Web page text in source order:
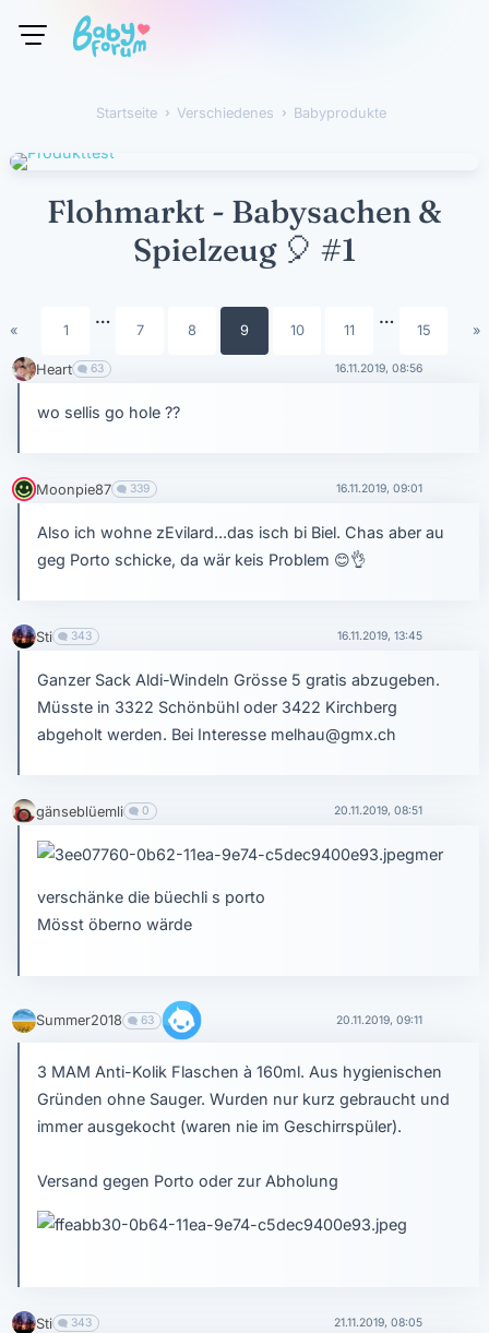
Startseite › Verschiedenes › Babyprodukte
Flohmarkt - Babysachen &
Spielzeug 🎈 #1
« 1
…
7 8 9 10 11
…
15 »
Heart 63 16.11.2019, 08:56
wo sellis go hole ??
Moonpie87 339 16.11.2019, 09:01
Also ich wohne zEvilard...das isch bi Biel. Chas aber au
geg Porto schicke, da wär keis Problem 😊👌
Sti 343 16.11.2019, 13:45
Ganzer Sack Aldi-Windeln Grösse 5 gratis abzugeben.
Müsste in 3322 Schönbühl oder 3422 Kirchberg
abgeholt werden. Bei Interesse melhau@gmx.ch
gänseblüemli 0 20.11.2019, 08:51
mer
verschänke die büechli s porto
Mösst öberno wärde
Summer2018 63 20.11.2019, 09:11
3 MAM Anti-Kolik Flaschen à 160ml. Aus hygienischen
Gründen ohne Sauger. Wurden nur kurz gebraucht und
immer ausgekocht (waren nie im Geschirrspüler).
Versand gegen Porto oder zur Abholung
Sti 343 21.11.2019, 08:05